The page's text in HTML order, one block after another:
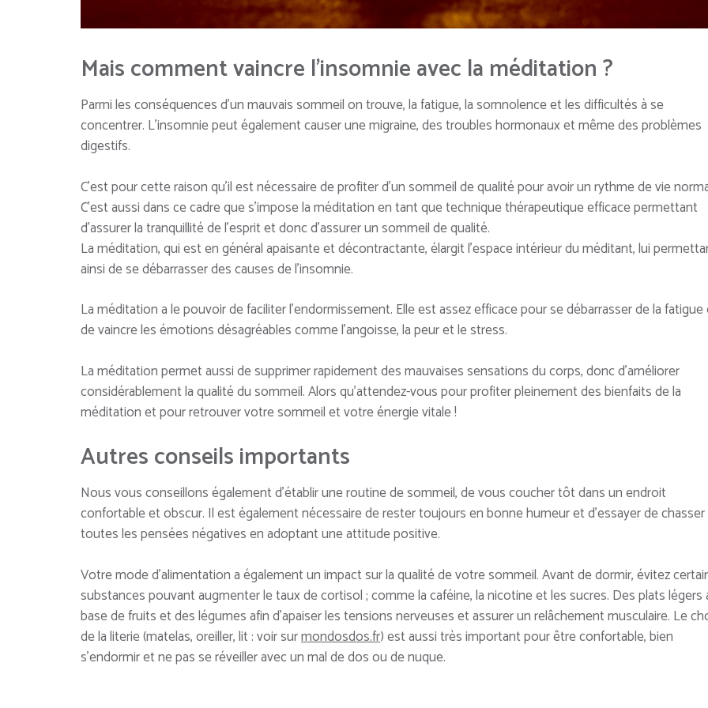
Mais comment vaincre l’insomnie avec la méditation ?
Parmi les conséquences d’un mauvais sommeil on trouve, la fatigue, la somnolence et les difficultés à se
concentrer. L’insomnie peut également causer une migraine, des troubles hormonaux et même des problèmes
digestifs.
C’est pour cette raison qu’il est nécessaire de profiter d’un sommeil de qualité pour avoir un rythme de vie
C’est aussi dans ce cadre que s’impose la méditation en tant que technique thérapeutique efficace permettant
d’assurer la tranquillité de l’esprit et donc d’assurer un sommeil de qualité.
La méditation, qui est en général apaisante et décontractante, élargit l’espace intérieur du méditant, lui
ainsi de se débarrasser des causes de l’insomnie.
La méditation a le pouvoir de faciliter l’endormissement. Elle est assez efficace pour se débarrasser de la
de vaincre les émotions désagréables comme l’angoisse, la peur et le stress.
La méditation permet aussi de supprimer rapidement des mauvaises sensations du corps, donc d’améliorer
considérablement la qualité du sommeil. Alors qu’attendez-vous pour profiter pleinement des bienfaits de la
méditation et pour retrouver votre sommeil et votre énergie vitale !
Autres conseils importants
Nous vous conseillons également d’établir une routine de sommeil, de vous coucher tôt dans un endroit
confortable et obscur. Il est également nécessaire de rester toujours en bonne humeur et d’essayer de chasser
toutes les pensées négatives en adoptant une attitude positive.
Votre mode d’alimentation a également un impact sur la qualité de votre sommeil. Avant de dormir, évitez
substances pouvant augmenter le taux de cortisol ; comme la caféine, la nicotine et les sucres. Des plats légers
base de fruits et des légumes afin d’apaiser les tensions nerveuses et assurer un relâchement musculaire. Le
de la literie (matelas, oreiller, lit : voir surmondosdos.fr) est aussi très important pour être confortable, bien
s’endormir et ne pas se réveiller avec un mal de dos ou de nuque.